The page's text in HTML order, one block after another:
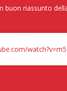
buon riassunto